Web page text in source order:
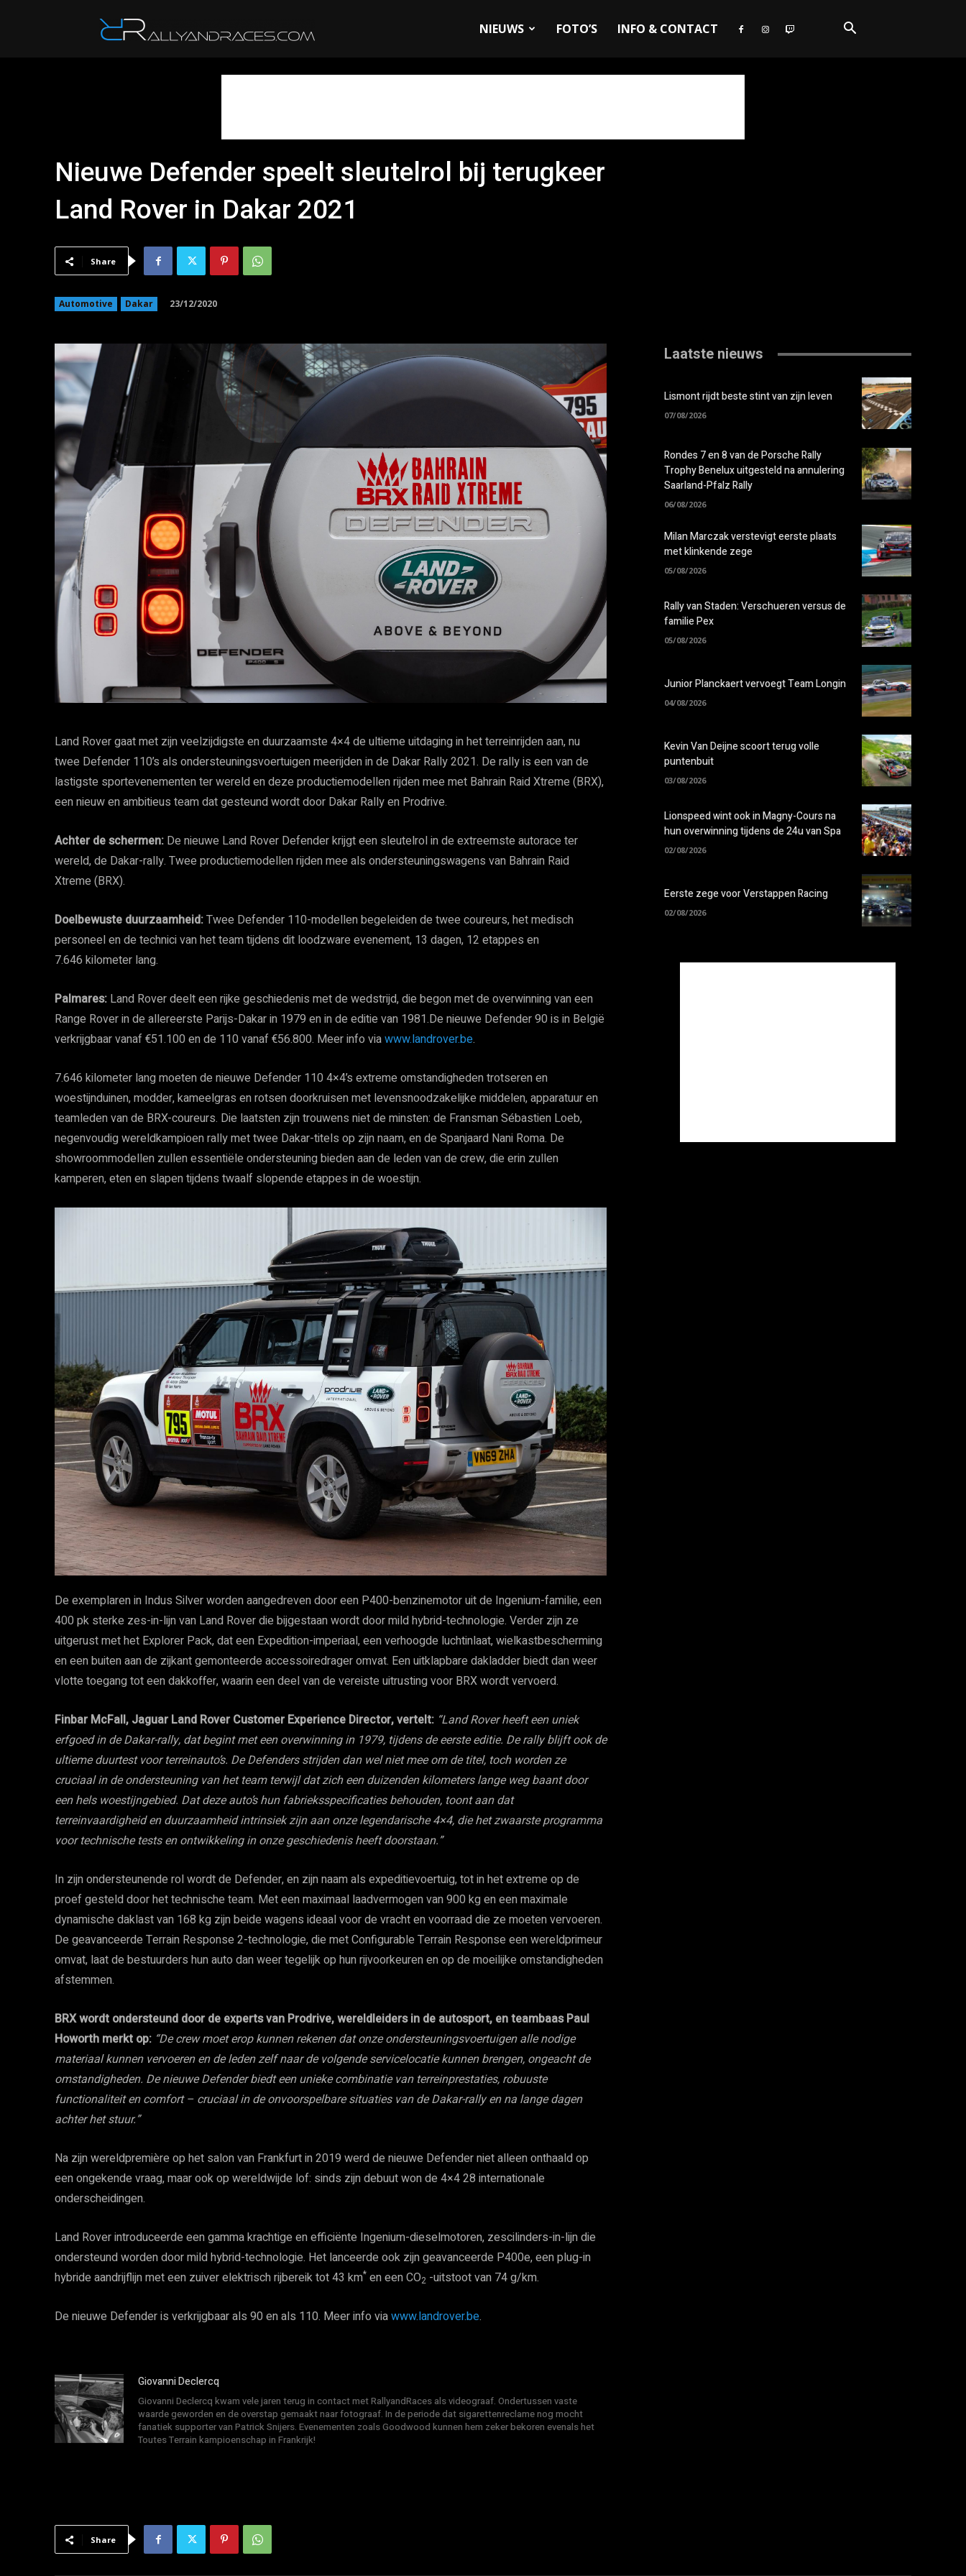
NIEUWS FOTO’S INFO & CONTACT
Nieuwe Defender speelt sleutelrol bij terugkeer
Land Rover in Dakar 2021
Share
Automotive Dakar 23/12/2020
Land Rover gaat met zijn veelzijdigste en duurzaamste 4×4 de ultieme uitdaging in het terreinrijden aan, nu
twee Defender 110’s als ondersteuningsvoertuigen meerijden in de Dakar Rally 2021. De rally is een van de
lastigste sportevenementen ter wereld en deze productiemodellen rijden mee met Bahrain Raid Xtreme (BRX),
een nieuw en ambitieus team dat gesteund wordt door Dakar Rally en Prodrive.
Achter de schermen: De nieuwe Land Rover Defender krijgt een sleutelrol in de extreemste autorace ter
wereld, de Dakar-rally. Twee productiemodellen rijden mee als ondersteuningswagens van Bahrain Raid
Xtreme (BRX).
Doelbewuste duurzaamheid:Twee Defender 110-modellen begeleiden de twee coureurs, het medisch
personeel en de technici van het team tijdens dit loodzware evenement, 13 dagen, 12 etappes en
7.646 kilometer lang.
Palmares: Land Rover deelt een rijke geschiedenis met de wedstrijd, die begon met de overwinning van een
Range Rover in de allereerste Parijs-Dakar in 1979 en in de editie van 1981.De nieuwe Defender 90 is in België
verkrijgbaar vanaf €51.100 en de 110 vanaf €56.800. Meer info viawww.landrover.be.
7.646 kilometer lang moeten de nieuwe Defender 110 4×4’s extreme omstandigheden trotseren en
woestijnduinen, modder, kameelgras en rotsen doorkruisen met levensnoodzakelijke middelen, apparatuur en
teamleden van de BRX-coureurs. Die laatsten zijn trouwens niet de minsten: de Fransman Sébastien Loeb,
negenvoudig wereldkampioen rally met twee Dakar-titels op zijn naam, en de Spanjaard Nani Roma. De
showroommodellen zullen essentiële ondersteuning bieden aan de leden van de crew, die erin zullen
kamperen, eten en slapen tijdens twaalf slopende etappes in de woestijn.
De exemplaren in Indus Silver worden aangedreven door een P400-benzinemotor uit de Ingenium-familie, een
400 pk sterke zes-in-lijn van Land Rover die bijgestaan wordt door mild hybrid-technologie. Verder zijn ze
uitgerust met het Explorer Pack, dat een Expedition-imperiaal, een verhoogde luchtinlaat, wielkastbescherming
en een buiten aan de zijkant gemonteerde accessoiredrager omvat. Een uitklapbare dakladder biedt dan weer
vlotte toegang tot een dakkoffer, waarin een deel van de vereiste uitrusting voor BRX wordt vervoerd.
Finbar McFall, Jaguar Land Rover Customer Experience Director, vertelt: “Land Rover heeft een uniek
erfgoed in de Dakar-rally, dat begint met een overwinning in 1979, tijdens de eerste editie. De rally blijft ook de
ultieme duurtest voor terreinauto’s. De Defenders strijden dan wel niet mee om de titel, toch worden ze
cruciaal in de ondersteuning van het team terwijl dat zich een duizenden kilometers lange weg baant door
een hels woestijngebied. Dat deze auto’s hun fabrieksspecificaties behouden, toont aan dat
terreinvaardigheid en duurzaamheid intrinsiek zijn aan onze legendarische 4×4, die het zwaarste programma
voor technische tests en ontwikkeling in onze geschiedenis heeft doorstaan.”
In zijn ondersteunende rol wordt de Defender, en zijn naam als expeditievoertuig, tot in het extreme op de
proef gesteld door het technische team. Met een maximaal laadvermogen van 900 kg en een maximale
dynamische daklast van 168 kg zijn beide wagens ideaal voor de vracht en voorraad die ze moeten vervoeren.
De geavanceerde Terrain Response 2-technologie, die met Configurable Terrain Response een wereldprimeur
omvat, laat de bestuurders hun auto dan weer tegelijk op hun rijvoorkeuren en op de moeilijke omstandigheden
afstemmen.
BRX wordt ondersteund door de experts van Prodrive, wereldleiders in de autosport, en teambaas Paul
Howorth merkt op: “De crew moet erop kunnen rekenen dat onze ondersteuningsvoertuigen alle nodige
materiaal kunnen vervoeren en de leden zelf naar de volgende servicelocatie kunnen brengen, ongeacht de
omstandigheden. De nieuwe Defender biedt een unieke combinatie van terreinprestaties, robuuste
functionaliteit en comfort – cruciaal in de onvoorspelbare situaties van de Dakar-rally en na lange dagen
achter het stuur.”
Na zijn wereldpremière op het salon van Frankfurt in 2019 werd de nieuwe Defender niet alleen onthaald op
een ongekende vraag, maar ook op wereldwijde lof: sinds zijn debuut won de 4×4 28 internationale
onderscheidingen.
Land Rover introduceerde een gamma krachtige en efficiënte Ingenium-dieselmotoren, zescilinders-in-lijn die
ondersteund worden door mild hybrid-technologie. Het lanceerde ook zijn geavanceerde P400e, een plug-in
hybride aandrijflijn met een zuiver elektrisch rijbereik tot 43 km* en een CO2 -uitstoot van 74 g/km.
De nieuwe Defender is verkrijgbaar als 90 en als 110. Meer info viawww.landrover.be.
Giovanni Declercq
Giovanni Declercq kwam vele jaren terug in contact met RallyandRaces als videograaf. Ondertussen vaste
waarde geworden en de overstap gemaakt naar fotograaf. In de periode dat sigarettenreclame nog mocht
fanatiek supporter van Patrick Snijers. Evenementen zoals Goodwood kunnen hem zeker bekoren evenals het
Toutes Terrain kampioenschap in Frankrijk!
Laatste nieuws
Lismont rijdt beste stint van zijn leven
07/08/2026
Rondes 7 en 8 van de Porsche Rally
Trophy Benelux uitgesteld na annulering
Saarland-Pfalz Rally
06/08/2026
Milan Marczak verstevigt eerste plaats
met klinkende zege
05/08/2026
Rally van Staden: Verschueren versus de
familie Pex
05/08/2026
Junior Planckaert vervoegt Team Longin
04/08/2026
Kevin Van Deijne scoort terug volle
puntenbuit
03/08/2026
Lionspeed wint ook in Magny-Cours na
hun overwinning tijdens de 24u van Spa
02/08/2026
Eerste zege voor Verstappen Racing
02/08/2026
Share